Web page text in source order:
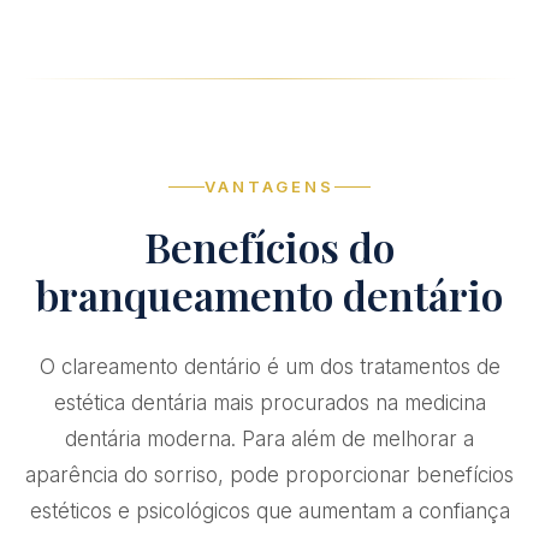
VANTAGENS
Benefícios do
branqueamento dentário
O clareamento dentário é um dos tratamentos de
estética dentária mais procurados na medicina
dentária moderna. Para além de melhorar a
aparência do sorriso, pode proporcionar benefícios
estéticos e psicológicos que aumentam a confiança